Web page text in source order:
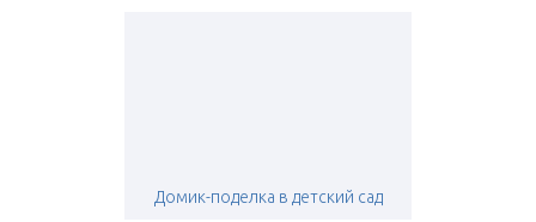
Домик-поделка в детский сад